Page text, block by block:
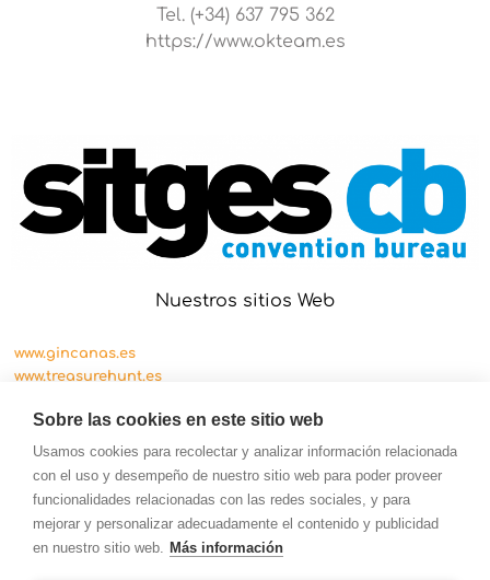
Tel. (+34) 637 795 362
https://www.okteam.es
Nuestros sitios Web
www.gincanas.es
www.treasurehunt.es
Sobre las cookies en este sitio web
Usamos cookies para recolectar y analizar información relacionada
con el uso y desempeño de nuestro sitio web para poder proveer
funcionalidades relacionadas con las redes sociales, y para
mejorar y personalizar adecuadamente el contenido y publicidad
en nuestro sitio web. Más información